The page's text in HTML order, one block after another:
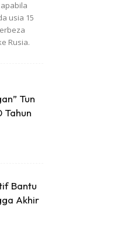
usia 15
Rusia.
Tun
Tahun
Bantu
Akhir